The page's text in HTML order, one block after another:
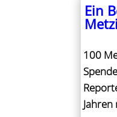
Ein
100